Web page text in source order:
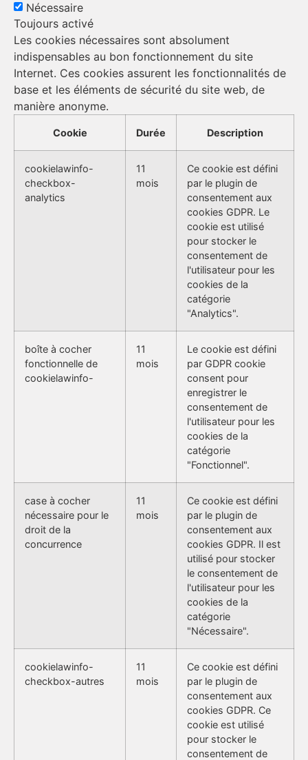
Nécessaire
Toujours activé
Les cookies nécessaires sont absolument
indispensables au bon fonctionnement du site
Internet. Ces cookies assurent les fonctionnalités de
base et les éléments de sécurité du site web, de
manière anonyme.
Cookie Durée Description
cookielawinfo-
checkbox-
analytics
11
mois
Ce cookie est défini
par le plugin de
consentement aux
cookies GDPR. Le
cookie est utilisé
pour stocker le
consentement de
l'utilisateur pour les
cookies de la
catégorie
"Analytics".
boîte à cocher
fonctionnelle de
cookielawinfo-
11
mois
Le cookie est défini
par GDPR cookie
consent pour
enregistrer le
consentement de
l'utilisateur pour les
cookies de la
catégorie
"Fonctionnel".
case à cocher
nécessaire pour le
droit de la
concurrence
11
mois
Ce cookie est défini
par le plugin de
consentement aux
cookies GDPR. Il est
utilisé pour stocker
le consentement de
l'utilisateur pour les
cookies de la
catégorie
"Nécessaire".
cookielawinfo-
checkbox-autres
11
mois
Ce cookie est défini
par le plugin de
consentement aux
cookies GDPR. Ce
cookie est utilisé
pour stocker le
consentement de